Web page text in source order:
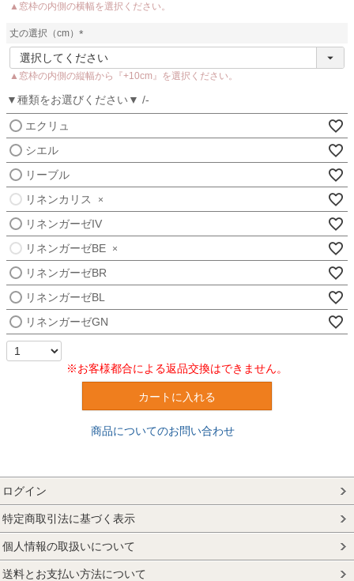
須
▲窓枠の内側の横幅を選択ください。
丈の選択（cm）
(
必
須
▲窓枠の内側の縦幅から『+10cm』を選択ください。
▼種類をお選びください▼ -
エクリュ
シエル
リーブル
リネンカリス
×
リネンガーゼIV
リネンガーゼBE
×
リネンガーゼBR
リネンガーゼBL
リネンガーゼGN
※お客様都合による返品交換はできません。
カートに入れる
商品についてのお問い合わせ
ログイン
特定商取引法に基づく表示
個人情報の取扱いについて
送料とお支払い方法について